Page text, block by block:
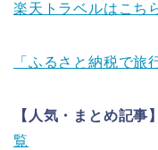
楽天トラベルはこち
「ふるさと納税で
【人気・まとめ記事】
覧